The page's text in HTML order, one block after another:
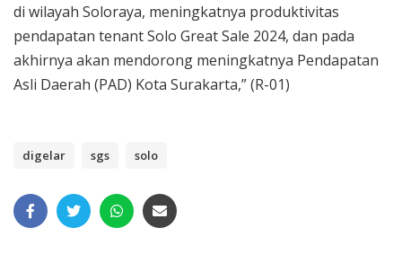
di wilayah Soloraya, meningkatnya produktivitas
pendapatan tenant Solo Great Sale 2024, dan pada
akhirnya akan mendorong meningkatnya Pendapatan
Asli Daerah (PAD) Kota Surakarta,” (R-01)
digelar sgs solo